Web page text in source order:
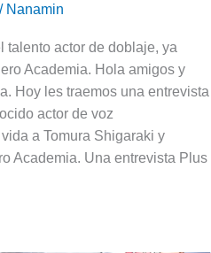
/ Nanamin
talento actor de doblaje, ya
Academia. Hola amigos y
Hoy les traemos una entrevista
actor de voz
a Tomura Shigaraki y
Academia. Una entrevista Plus